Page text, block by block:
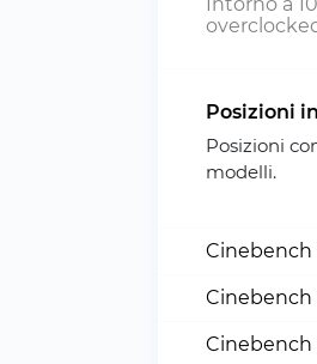
Posizioni
Posizioni
modelli.
Cinebench
Cinebench
Cinebench